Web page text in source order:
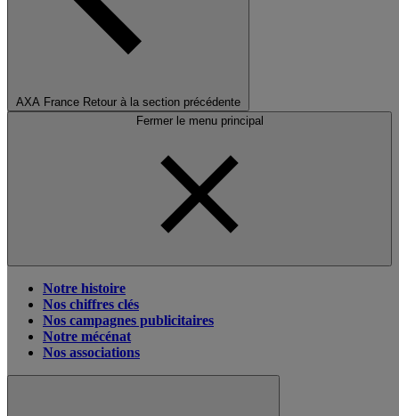
AXA France Retour à la section précédente
Fermer le menu principal
Notre histoire
Nos chiffres clés
Nos campagnes publicitaires
Notre mécénat
Nos associations